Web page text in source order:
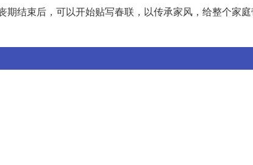
结束后，可以开始贴写春联，以传承家风，给整个家